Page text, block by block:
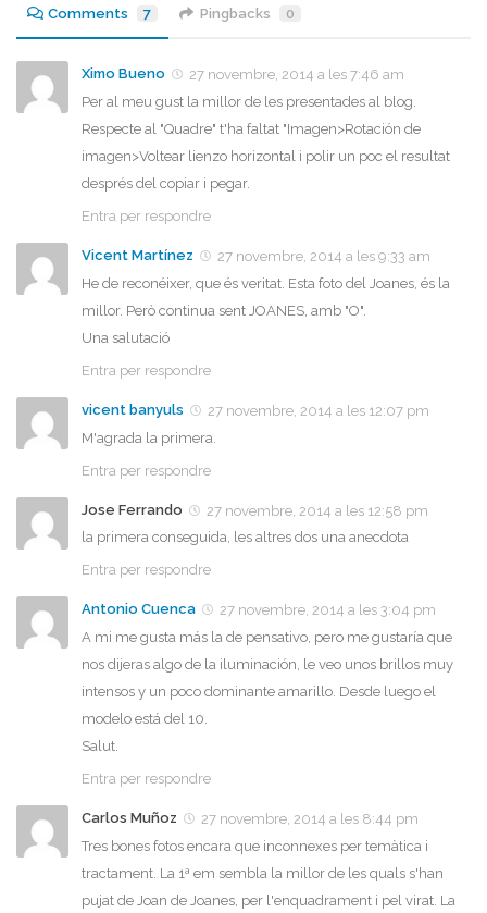
Comments 7 Pingbacks 0
Ximo Bueno
27 novembre, 2014 a les 7:46 am
Per al meu gust la millor de les presentades al blog.
Respecte al "Quadre" t'ha faltat "Imagen>Rotación de
imagen>Voltear lienzo horizontal i polir un poc el resultat
després del copiar i pegar.
Entra per respondre
Vicent Martínez
27 novembre, 2014 a les 9:33 am
He de reconéixer, que és veritat. Esta foto del Joanes, és la
millor. Però continua sent JOANES, amb "O".
Una salutació
Entra per respondre
vicent banyuls
27 novembre, 2014 a les 12:07 pm
M'agrada la primera.
Entra per respondre
Jose Ferrando
27 novembre, 2014 a les 12:58 pm
la primera conseguida, les altres dos una anecdota
Entra per respondre
Antonio Cuenca
27 novembre, 2014 a les 3:04 pm
A mi me gusta más la de pensativo, pero me gustaría que
nos dijeras algo de la iluminación, le veo unos brillos muy
intensos y un poco dominante amarillo. Desde luego el
modelo está del 10.
Salut.
Entra per respondre
Carlos Muñoz
27 novembre, 2014 a les 8:44 pm
Tres bones fotos encara que inconnexes per temàtica i
tractament. La 1ª em sembla la millor de les quals s'han
pujat de Joan de Joanes, per l'enquadrament i pel virat. La